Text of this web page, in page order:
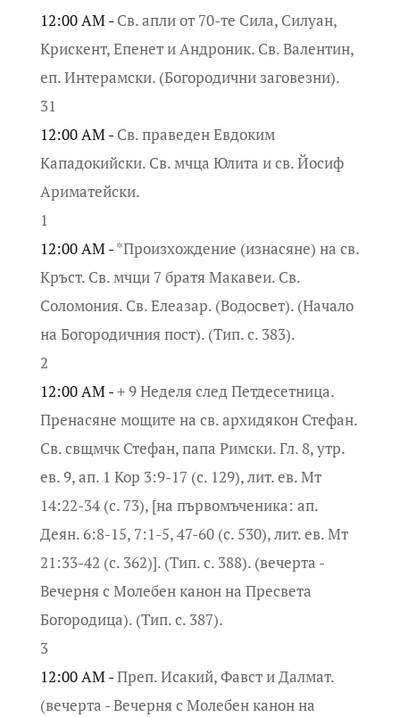
12:00 AM - Св. апли от 70-те Сила, Силуан,
Крискент, Епенет и Андроник. Св. Валентин,
еп. Интерамски. (Богородични заговезни).
31
12:00 AM - Св. праведен Евдоким
Кападокийски. Св. мчца Юлита и св. Йосиф
Ариматейски.
1
12:00 AM -*Произхождение (изнасяне) на св.
Кръст. Св. мчци 7 братя Макавеи. Св.
Соломония. Св. Елеазар. (Водосвет). (Начало
на Богородичния пост). (Тип. с. 383).
2
12:00 AM -+ 9 Неделя след Петдесетница.
Пренасяне мощите на св. архидякон Стефан.
Св. свщмчк Стефан, папа Римски. Гл. 8, утр.
ев. 9, ап. 1 Кор 3:9-17 (с. 129), лит. ев. Мт
14:22-34 (с. 73), [на първомъченика: ап.
Деян. 6:8-15, 7:1-5, 47-60 (с. 530), лит. ев. Мт
21:33-42 (с. 362)]. (Тип. с. 388). (вечерта -
Вечерня с Молебен канон на Пресвета
Богородица). (Тип. с. 387).
3
12:00 AM -Преп. Исакий, Фавст и Далмат.
(вечерта - Вечерня с Молебен канон на